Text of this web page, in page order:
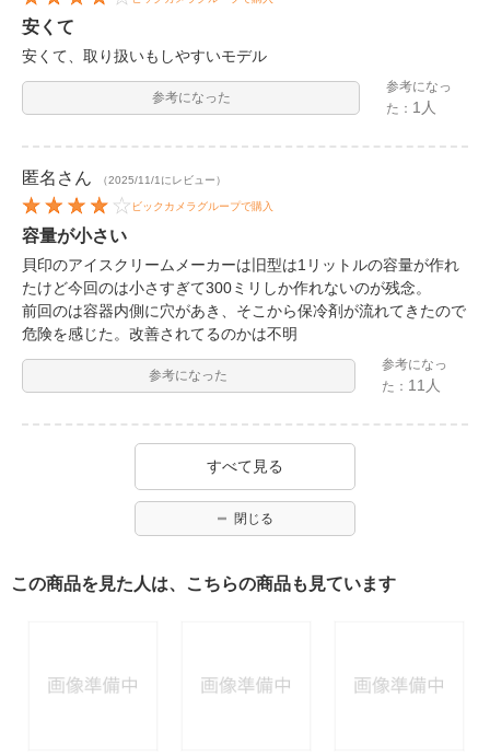
安くて
安くて、取り扱いもしやすいモデル
参考になった
参考になっ
た： 1人
匿名 さん （2025/11/1にレビュー）
ビックカメラグループで購入
容量が小さい
貝印のアイスクリームメーカーは旧型は1リットルの容量が作れ
たけど今回のは小さすぎて300ミリしか作れないのが残念。
前回のは容器内側に穴があき、そこから保冷剤が流れてきたので
危険を感じた。改善されてるのかは不明
参考になった
参考になっ
た： 11人
すべて見る
閉じる
この商品を見た人は、こちらの商品も見ています